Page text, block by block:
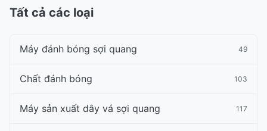
Tất cả các loại
Máy đánh bóng sợi quang 49
Chất đánh bóng 103
Máy sản xuất dây vá sợi quang 117